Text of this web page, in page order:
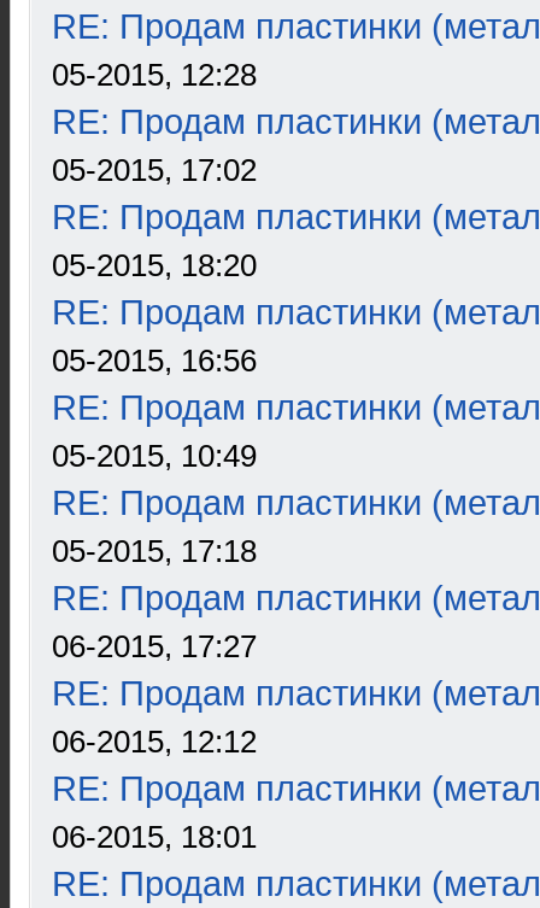
RE: Продам пластинки
05-2015, 12:28
RE: Продам пластинки
05-2015, 17:02
RE: Продам пластинки
05-2015, 18:20
RE: Продам пластинки
05-2015, 16:56
RE: Продам пластинки
05-2015, 10:49
RE: Продам пластинки
05-2015, 17:18
RE: Продам пластинки
06-2015, 17:27
RE: Продам пластинки
06-2015, 12:12
RE: Продам пластинки
06-2015, 18:01
RE: Продам пластинки